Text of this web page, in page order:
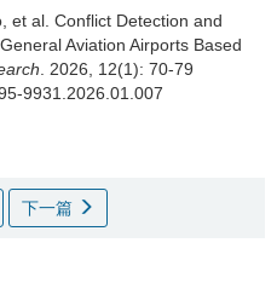
et al Conflict Detection and
Aviation Airports Based
. 2026, 12(1): 70-79
9931.2026.01.007
下一篇